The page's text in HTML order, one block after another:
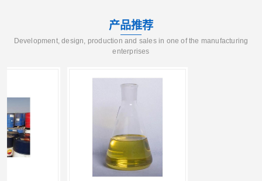
产品推荐
Development, design, production and sales in one of the manufacturing
enterprises